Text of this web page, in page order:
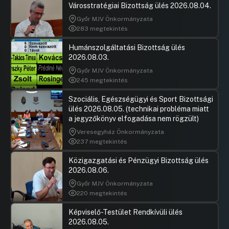
akadálymentesítési pályázatára
Hozzászólások Ugrás a napirendi pontra
27.Javaslat a Nemzetiségek Napja
Budapest 2025 program
megszervezésére
Hozzászólások Ugrás a napirendi pontra
28.Javaslat az útfelújítási program, valamint a
gyalogos-kerékpáros intézkedésekre szolgáló
kiskorrekciós keret felhasználásának
koncepciójáról
UGRÁS A NAPIREND ELEJÉRE
29.Javaslat útfelújításokhoz szükséges
intézkedési terv elkészítésére
HozzászólásokUgrás a napirendi pontra
Gulyás
30.Javaslat Kálvin tér jelzőlámpás
csomópontjának átállítására, valamint a
forgalomtechnikai sziget elbontására
Hozzászólások Ugrás a napirendi pontra
Gulyás
31.Javaslat a menstruációs szegénység
enyhítésével kapcsolatban
Városstratégiai Bizottság ülés 2026.08.04.
Győr MJV Önkormányzata
283 megtekintés
Humánszolgáltatási Bizottság ülés
2026.08.03.
Győr MJV Önkormányzata
245 megtekintés
Szociális, Egészségügyi és Sport Bizottsági
ülés 2026.08.05. (technikai probléma miatt
a jegyzőkönyv elfogadása nem rögzült)
Veresegyház Önkormányzata
237 megtekintés
Közigazgatási és Pénzügyi Bizottság ülés
2026.08.06.
Győr MJV Önkormányzata
220 megtekintés
Képviselő-Testület Rendkívüli ülés
2026.08.05.